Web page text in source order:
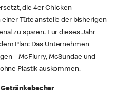
die 4er Chicken
Tüte anstelle der bisherigen
zu sparen. Für dieses Jahr
Plan: Das Unternehmen
– McFlurry, McSundae und
Plastik auskommen.